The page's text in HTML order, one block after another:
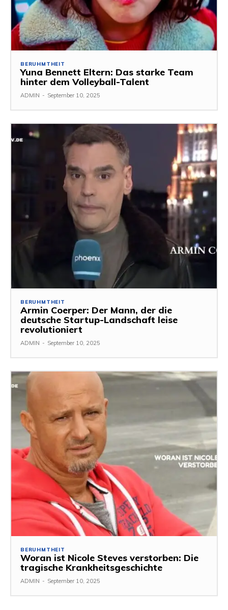
BERUHMTHEIT
Yuna Bennett Eltern: Das starke Team
hinter dem Volleyball-Talent
ADMIN - September 10, 2025
BERUHMTHEIT
Armin Coerper: Der Mann, der die
deutsche Startup-Landschaft leise
revolutioniert
ADMIN - September 10, 2025
BERUHMTHEIT
Woran ist Nicole Steves verstorben: Die
tragische Krankheitsgeschichte
ADMIN - September 10, 2025